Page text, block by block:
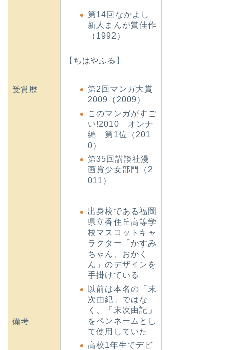
受賞歴
第14回なかよし
新人まんが賞佳作
（1992）
【ちはやふる】
第2回マンガ大賞
2009（2009）
このマンガがすご
い!2010 オンナ
編 第1位（201
0）
第35回講談社漫
画賞少女部門（2
011）
備考
出身校である福岡
県立香住丘高等学
校マスコットキャ
ラクター「かすみ
ちゃん、おかく
ん」のデザインを
手掛けている
以前は本名の「末
次由紀」ではな
く、「末次由記」
をペンネームとし
て使用していた
高校1年生でデビ